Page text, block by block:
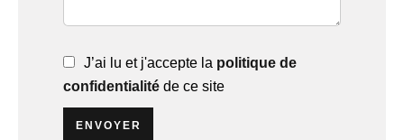
J’ai lu et j'accepte la politique de
confidentialité de ce site
ENVOYER